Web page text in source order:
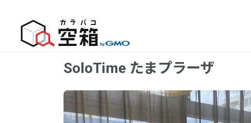
SoloTime たまプラーザ